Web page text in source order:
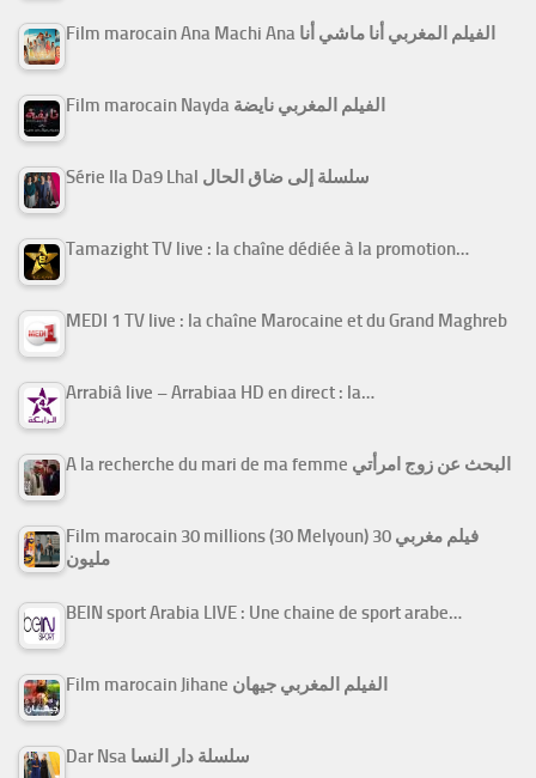
Film marocain Ana Machi Ana الفيلم المغربي أنا ماشي أنا
Film marocain Nayda الفيلم المغربي نايضة
Série Ila Da9 Lhal سلسلة إلى ضاق الحال
Tamazight TV live : la chaîne dédiée à la promotion…
MEDI 1 TV live : la chaîne Marocaine et du Grand Maghreb
Arrabiâ live – Arrabiaa HD en direct : la…
A la recherche du mari de ma femme البحث عن زوج امرأتي
Film marocain 30 millions (30 Melyoun) فيلم مغربي 30
مليون
BEIN sport Arabia LIVE : Une chaine de sport arabe…
Film marocain Jihane الفيلم المغربي جيهان
Dar Nsa سلسلة دار النسا